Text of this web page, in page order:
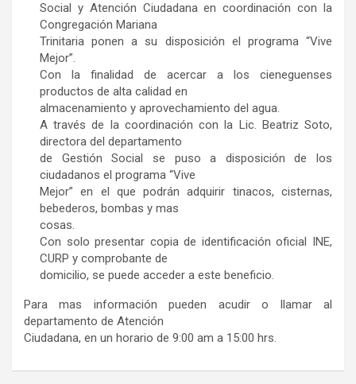
Social y Atención Ciudadana en coordinación con la
Congregación Mariana
Trinitaria ponen a su disposición el programa “Vive
Mejor”.
Con la finalidad de acercar a los cieneguenses
productos de alta calidad en
almacenamiento y aprovechamiento del agua.
A través de la coordinación con la Lic. Beatriz Soto,
directora del departamento
de Gestión Social se puso a disposición de los
ciudadanos el programa “Vive
Mejor” en el que podrán adquirir tinacos, cisternas,
bebederos, bombas y mas
cosas.
Con solo presentar copia de identificación oficial INE,
CURP y comprobante de
domicilio, se puede acceder a este beneficio.
Para mas información pueden acudir o llamar al
departamento de Atención
Ciudadana, en un horario de 9:00 am a 15:00 hrs.